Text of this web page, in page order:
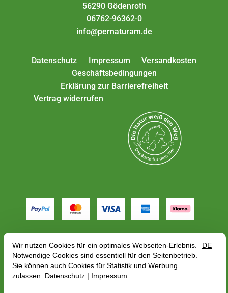
56290 Gödenroth
06762-96362-0
info@pernaturam.de
Datenschutz Impressum
Versandkosten
Geschäftsbedingungen
Erklärung zur Barrierefreiheit
Vertrag widerrufen
Alle Preise gelten inkl. MwSt. zzgl.Versandkosten,
abhängig von der Lieferadresse kann sich der
Bruttopreis bzgl. des Mehrwertsteuersatze des
Lieferlandes ändern